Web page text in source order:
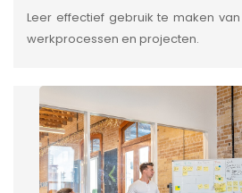
Leer effectief gebruik te maken van
werkprocessen en projecten.